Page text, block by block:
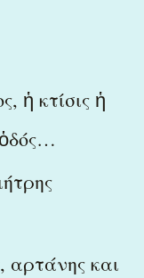
ἡ κτίσις ἡ
αρτάνης και